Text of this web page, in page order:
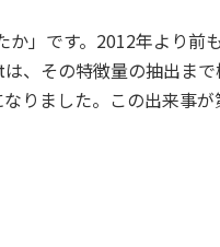
」です。2012年より
、その特徴量の抽出ま
りました。この出来事が